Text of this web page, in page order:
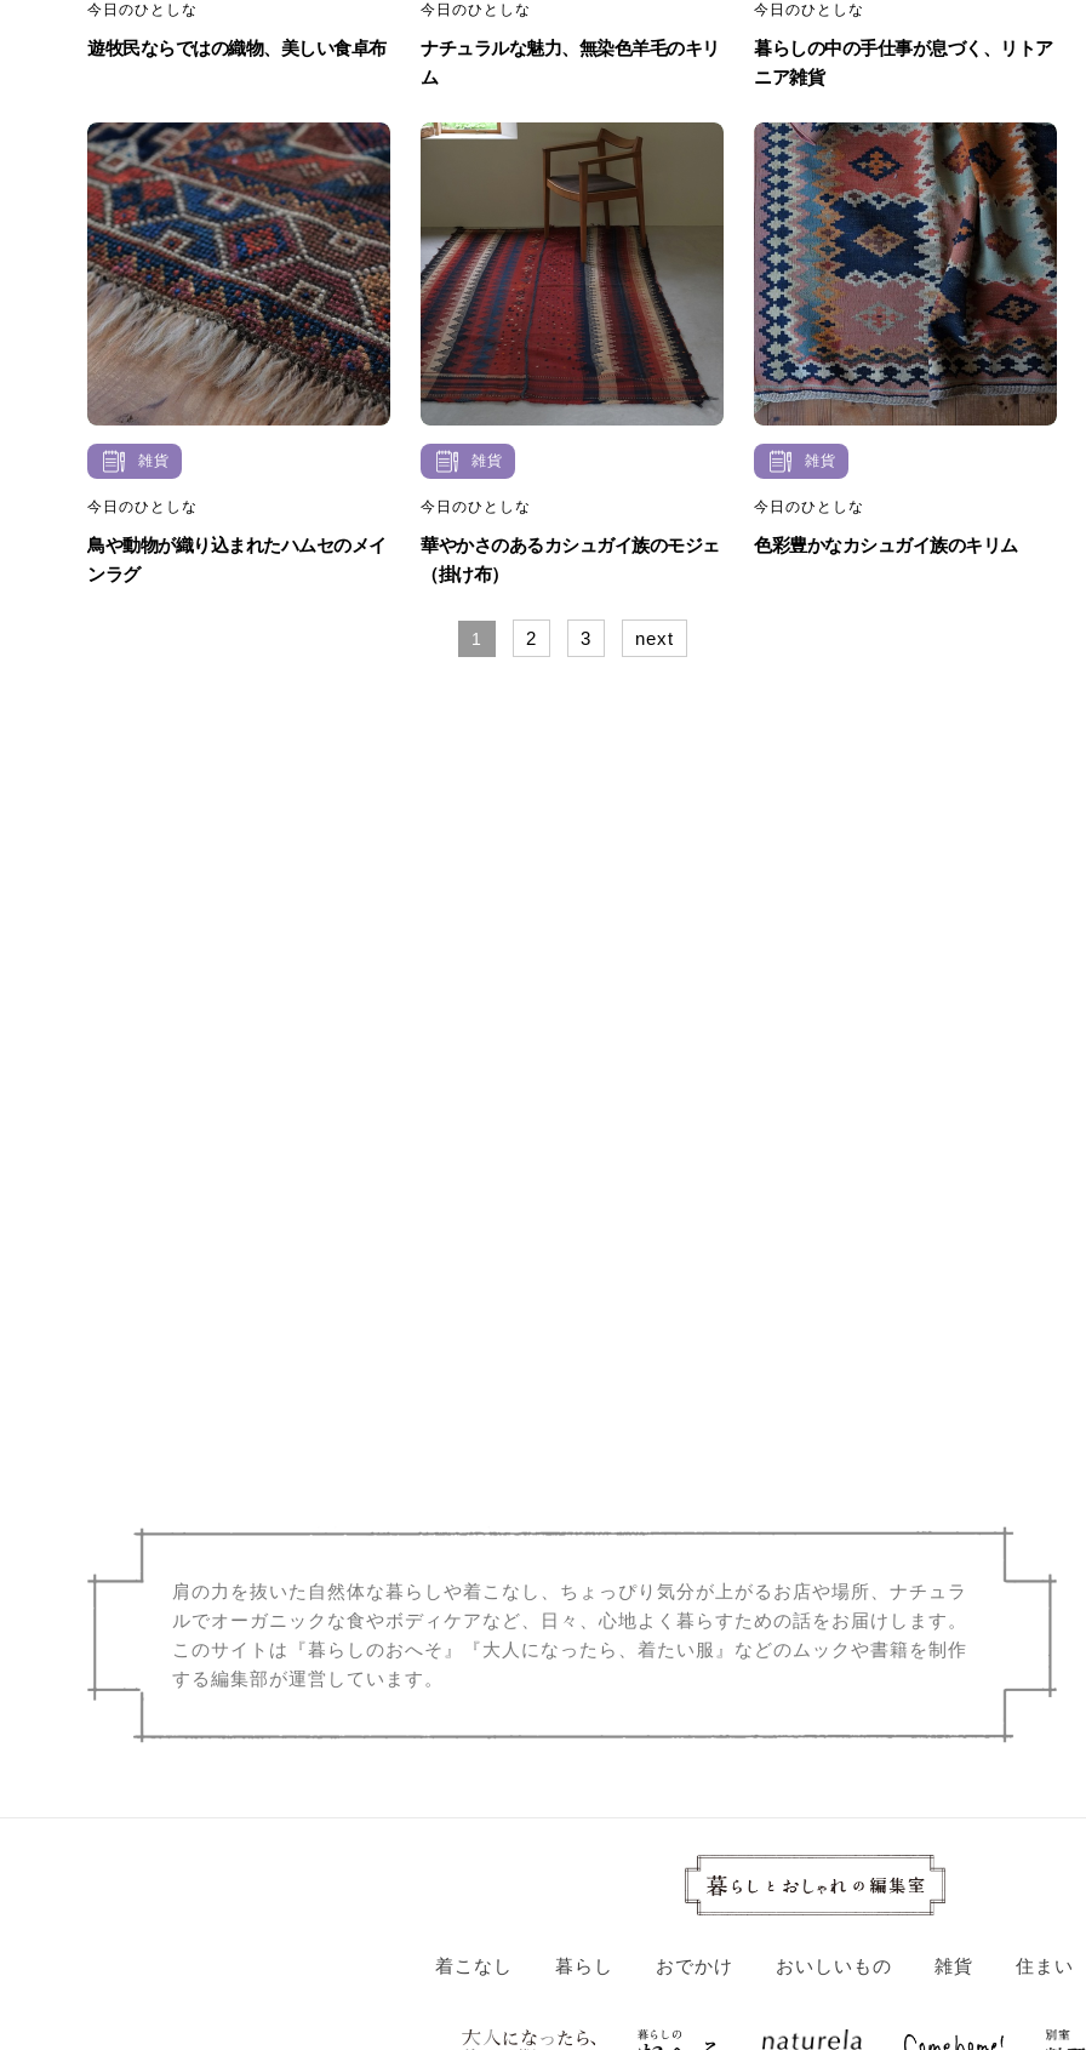
今日のひとしな
遊牧民ならではの織物、美しい食卓布
今日のひとしな
ナチュラルな魅力、無染色羊毛のキリ
ム
今日のひとしな
暮らしの中の手仕事が息づく、リトア
ニア雑貨
雑貨
今日のひとしな
鳥や動物が織り込まれたハムセのメイ
ンラグ
雑貨
今日のひとしな
華やかさのあるカシュガイ族のモジェ
（掛け布）
雑貨
今日のひとしな
色彩豊かなカシュガイ族のキリム
1 2 3 next
肩の力を抜いた自然体な暮らしや着こなし、ちょっぴり気分が上がるお店や場所、ナチュラ
ルでオーガニックな食やボディケアなど、日々、心地よく暮らすための話をお届けします。
このサイトは『暮らしのおへそ』『大人になったら、着たい服』などのムックや書籍を制作
する編集部が運営しています。
着こなし 暮らし おでかけ おいしいもの 雑貨 住まい